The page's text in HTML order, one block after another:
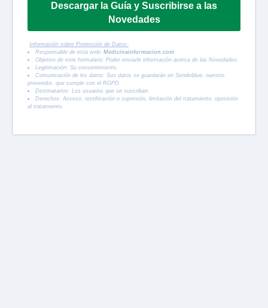
Descargar la Guía y Suscribirse a las
Novedades
Información sobre Protección de Datos:
Responsable de esta web: Medicinainformacion.com
Objetivo de este formulario: Poder enviarle información acerca de las Novedades.
Legitimación: Su consentimiento.
Comunicación de los datos: Sus datos se guardarán en Sendinblue, nuestro
proveedor, que cumple con el RGPD.
Destinatarios: Los usuarios que se suscriban.
Derechos: Acceso, rectificación o supresión, limitación del tratamiento, oposición
al tratamiento.